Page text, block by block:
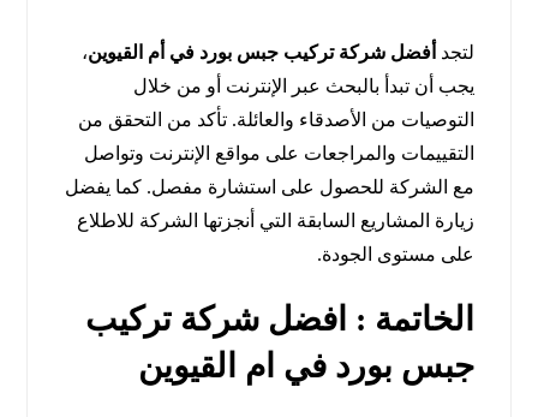
لتجد أفضل شركة تركيب جبس بورد في أم القيوين،
يجب أن تبدأ بالبحث عبر الإنترنت أو من خلال
التوصيات من الأصدقاء والعائلة. تأكد من التحقق من
التقييمات والمراجعات على مواقع الإنترنت وتواصل
مع الشركة للحصول على استشارة مفصل. كما يفضل
زيارة المشاريع السابقة التي أنجزتها الشركة للاطلاع
على مستوى الجودة.
الخاتمة : افضل شركة تركيب
جبس بورد في ام القيوين